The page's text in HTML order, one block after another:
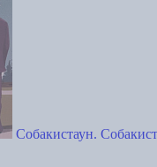
Собакистаун.